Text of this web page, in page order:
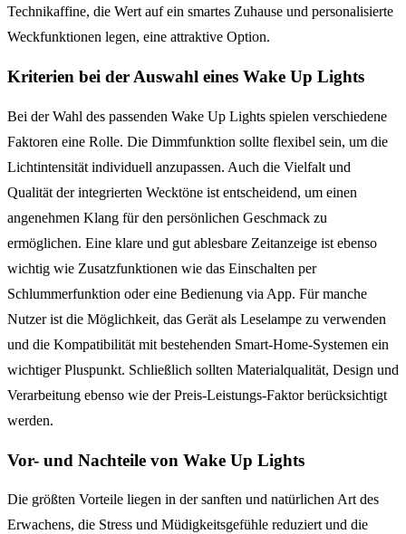
Technikaffine, die Wert auf ein smartes Zuhause und personalisierte
Weckfunktionen legen, eine attraktive Option.
Kriterien bei der Auswahl eines Wake Up Lights
Bei der Wahl des passenden Wake Up Lights spielen verschiedene
Faktoren eine Rolle. Die Dimmfunktion sollte flexibel sein, um die
Lichtintensität individuell anzupassen. Auch die Vielfalt und
Qualität der integrierten Wecktöne ist entscheidend, um einen
angenehmen Klang für den persönlichen Geschmack zu
ermöglichen. Eine klare und gut ablesbare Zeitanzeige ist ebenso
wichtig wie Zusatzfunktionen wie das Einschalten per
Schlummerfunktion oder eine Bedienung via App. Für manche
Nutzer ist die Möglichkeit, das Gerät als Leselampe zu verwenden
und die Kompatibilität mit bestehenden Smart-Home-Systemen ein
wichtiger Pluspunkt. Schließlich sollten Materialqualität, Design und
Verarbeitung ebenso wie der Preis-Leistungs-Faktor berücksichtigt
werden.
Vor- und Nachteile von Wake Up Lights
Die größten Vorteile liegen in der sanften und natürlichen Art des
Erwachens, die Stress und Müdigkeitsgefühle reduziert und die